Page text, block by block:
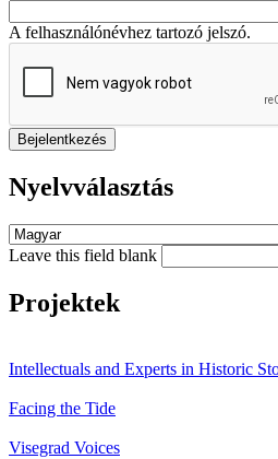
A felhasználónévhez tartozó jelszó.
Nyelvválasztás
Leave this field blank
Projektek
Intellectuals and Experts in Historic
Facing the Tide
Visegrad Voices